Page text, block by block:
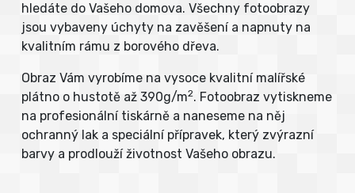
hledáte do Vašeho domova. Všechny fotoobrazy
jsou vybaveny úchyty na zavěšení a napnuty na
kvalitním rámu z borového dřeva.
Obraz Vám vyrobíme na vysoce kvalitní malířské
plátno o hustotě až 390g/m2. Fotoobraz vytiskneme
na profesionální tiskárně a naneseme na něj
ochranný lak a speciální přípravek, který zvýrazní
barvy a prodlouží životnost Vašeho obrazu.